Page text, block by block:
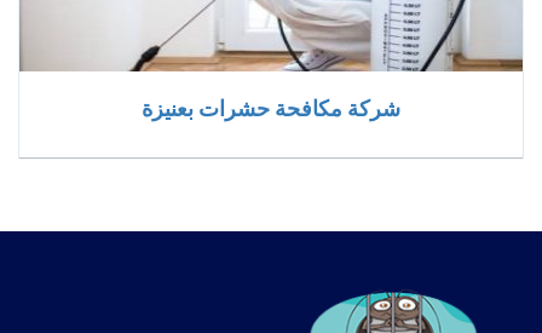
شركة مكافحة حشرات بعنيزة